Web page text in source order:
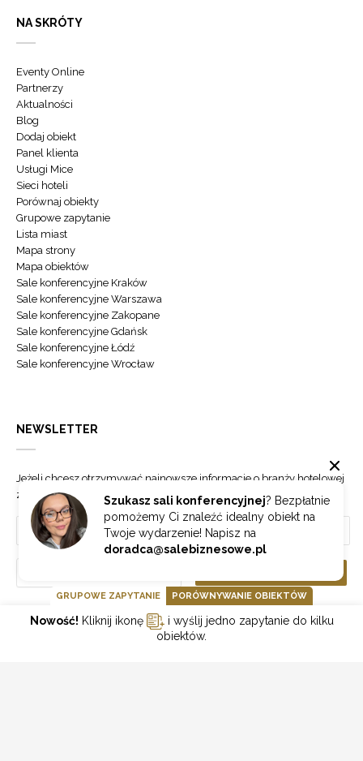
Szukasz sali konferencyjnej? Bezpłatnie
pomożemy Ci znaleźć idealny obiekt na
Twoje wydarzenie! Napisz na
doradca@salebiznesowe.pl
NA SKRÓTY
Eventy Online
Partnerzy
Aktualności
Blog
Dodaj obiekt
Panel klienta
Usługi Mice
Sieci hoteli
Porównaj obiekty
Grupowe zapytanie
Lista miast
Mapa strony
Mapa obiektów
Sale konferencyjne Kraków
Sale konferencyjne Warszawa
Sale konferencyjne Zakopane
Sale konferencyjne Gdańsk
Sale konferencyjne Łódź
Sale konferencyjne Wrocław
NEWSLETTER
Jeżeli chcesz otrzymywać najnowsze informacje o branży hotelowej
zapisz się do naszego newslettera.
GOONLINE.PL SPÓŁKA Z OGRANICZONĄ ODPOWIEDZIALNOŚCIĄ SP.K.
GRUPOWE ZAPYTANIE PORÓWNYWANIE OBIEKTÓW
Nowość! Kliknij ikonę
i wyślij jedno zapytanie do kilku
obiektów.